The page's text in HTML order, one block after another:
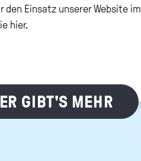
den Einsatz unserer Website im
hier.
GIBT'S MEHR